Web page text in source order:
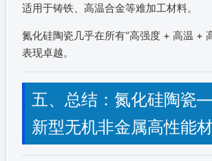
适用于铸铁、高温合金等难加工材料。
氮化硅陶瓷几乎在所有“高强度 + 高温 +
表现卓越。
五、总结：氮化硅陶瓷
新型无机非金属高性能